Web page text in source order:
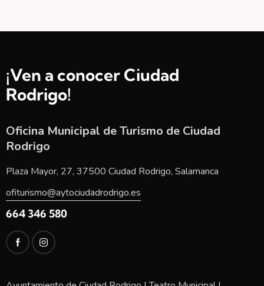
¡Ven a conocer Ciudad
Rodrigo!
Oficina Municipal de Turismo de Ciudad
Rodrigo
Plaza Mayor, 27, 37500 Ciudad Rodrigo, Salamanca
ofiturismo@aytociudadrodrigo.es
664 346 580